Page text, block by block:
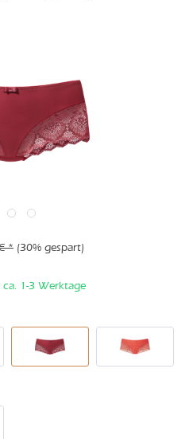
* (30% gespart)
1-3 Werktage